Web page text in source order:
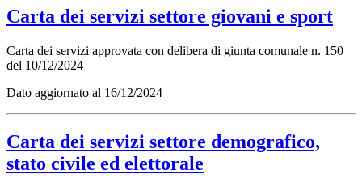
Carta dei servizi settore giovani e sport
Carta dei servizi approvata con delibera di giunta comunale n. 150
del 10/12/2024
Dato aggiornato al 16/12/2024
Carta dei servizi settore demografico,
stato civile ed elettorale